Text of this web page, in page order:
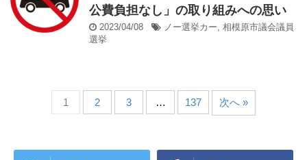
公費負担なし」の取り組みへの思い
2023/04/08 ノー選挙カー, 相模原市議会議員
選挙
1 2 3 … 137 次へ »